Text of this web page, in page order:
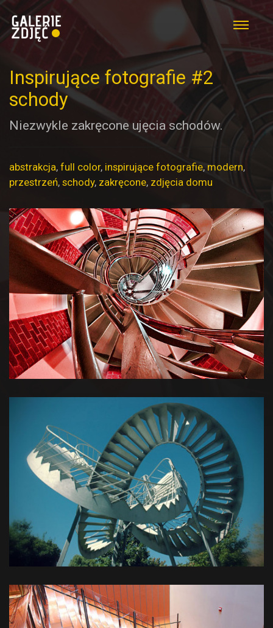
Inspirujące fotografie #2
schody
Niezwykle zakręcone ujęcia schodów.
abstrakcja, full color, inspirujące fotografie, modern,
przestrzeń, schody, zakręcone, zdjęcia domu